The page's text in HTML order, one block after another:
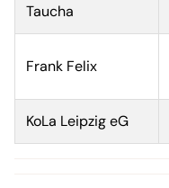
Taucha
Frank Felix
KoLa Leipzig eG